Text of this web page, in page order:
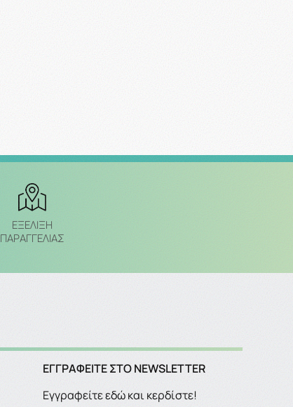
ΕΞΈΛΙΞΗ
ΠΑΡΑΓΓΕΛΙΑΣ
ΕΓΓΡΑΦΕΊΤΕ ΣΤΟ NEWSLETTER
Εγγραφείτε εδώ και κερδίστε!